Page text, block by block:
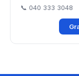
📞 040 333 3048